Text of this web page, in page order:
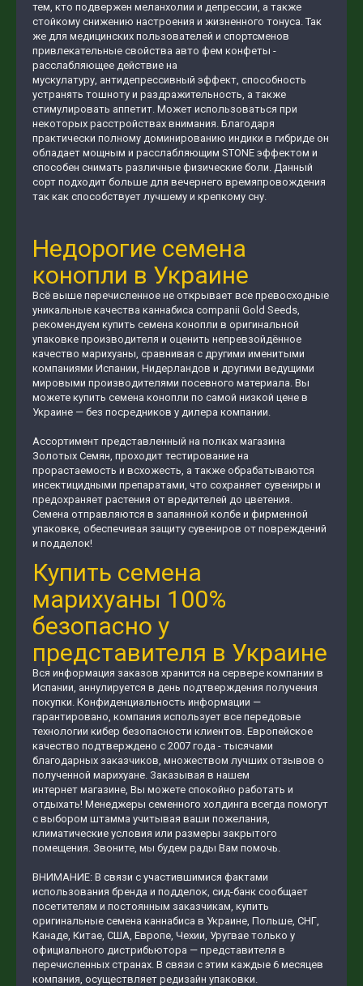
тем, кто подвержен меланхолии и депрессии, а также
стойкому снижению настроения и жизненного тонуса. Так
же для медицинских пользователей и спортсменов
привлекательные свойства авто фем конфеты -
расслабляющее действие на
мускулатуру, антидепрессивный эффект, способность
устранять тошноту и раздражительность, а также
стимулировать аппетит. Может использоваться при
некоторых расстройствах внимания. Благодаря
практически полному доминированию индики в гибриде он
обладает мощным и расслабляющим STONE эффектом и
способен снимать различные физические боли. Данный
сорт подходит больше для вечернего времяпровождения
так как способствует лучшему и крепкому сну.
Недорогие семена
конопли в Украине
Всё выше перечисленное не открывает все превосходные
уникальные качества каннабиса companii Gold Seeds,
рекомендуем купить семена конопли в оригинальной
упаковке производителя и оценить непревзойдённое
качество марихуаны, сравнивая с другими именитыми
компаниями Испании, Нидерландов и другими ведущими
мировыми производителями посевного материала. Вы
можете купить семена конопли по самой низкой цене в
Украине — без посредников у дилера компании.
Ассортимент представленный на полках магазина
Золотых Семян, проходит тестирование на
прорастаемость и всхожесть, а также обрабатываются
инсектицидными препаратами, что сохраняет сувениры и
предохраняет растения от вредителей до цветения.
Семена отправляются в запаянной колбе и фирменной
упаковке, обеспечивая защиту сувениров от повреждений
и подделок!
Купить семена
марихуаны 100%
безопасно у
представителя в Украине
Вся информация заказов хранится на сервере компании в
Испании, аннулируется в день подтверждения получения
покупки. Конфиденциальность информации —
гарантировано, компания использует все передовые
технологии кибер безопасности клиентов. Европейское
качество подтверждено с 2007 года - тысячами
благодарных заказчиков, множеством лучших отзывов о
полученной марихуане. Заказывая в нашем
интернет магазине, Вы можете спокойно работать и
отдыхать! Менеджеры семенного холдинга всегда помогут
с выбором штамма учитывая ваши пожелания,
климатические условия или размеры закрытого
помещения. Звоните, мы будем рады Вам помочь.
ВНИМАНИЕ: В связи с участившимися фактами
использования бренда и подделок, сид-банк сообщает
посетителям и постоянным заказчикам, купить
оригинальные семена каннабиса в Украине, Польше, СНГ,
Канаде, Китае, США, Европе, Чехии, Уругвае только у
официального дистрибьютора — представителя в
перечисленных странах. В связи с этим каждые 6 месяцев
компания, осуществляет редизайн упаковки.